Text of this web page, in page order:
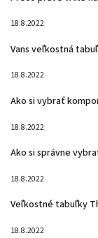
18.8.2022
Vans veľkostná
18.8.2022
Ako si vybrať
18.8.2022
Ako si správne
18.8.2022
Veľkostné tabuľky
18.8.2022